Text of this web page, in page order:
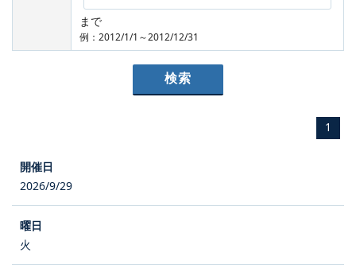
まで
例：2012/1/1～2012/12/31
1
2026/9/29
火